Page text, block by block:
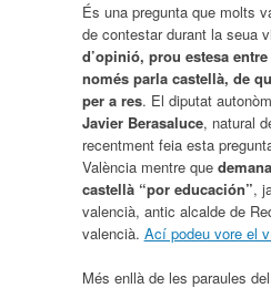
És una pregunta que molts
de contestar durant la seua
d’opinió, prou estesa
només parla castellà, de
per a res. El diputat
Javier Berasaluce, natural
recentment feia esta
València mentre que
castellà “por educación”,
valencià, antic alcalde de
valencià. Ací podeu vore el
Més enllà de les paraules